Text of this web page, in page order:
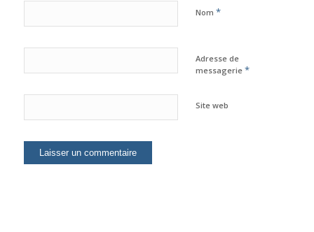
Nom *
Adresse de
messagerie *
Site web